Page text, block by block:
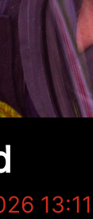
13:11